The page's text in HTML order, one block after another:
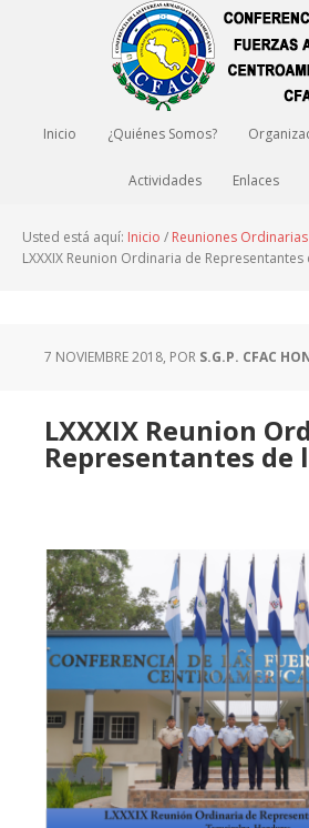
Inicio ¿Quiénes Somos?
Actividades Enlaces
Usted está aquí: Inicio / Reuniones
LXXXIX Reunion Ordinaria de Representantes
7 NOVIEMBRE 2018, POR S.G.P. CFAC
LXXXIX Reunion
Representantes de